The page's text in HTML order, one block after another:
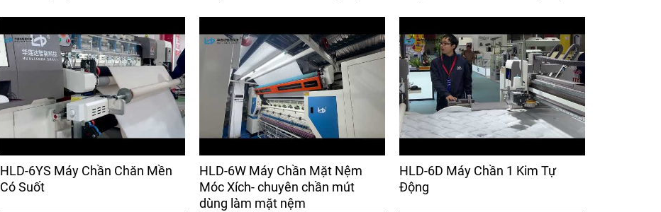
HLD-6YS Máy Chần Chăn Mền
Có Suốt
HLD-6W Máy Chần Mặt Nệm
Móc Xích- chuyên chần mút
dùng làm mặt nệm
HLD-6D Máy Chần 1 Kim Tự
Động